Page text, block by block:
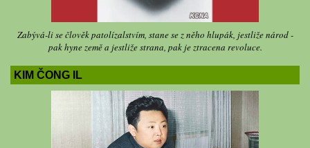
Zabývá-li se člověk patolízalstvím, stane se z něho hlupák, jestliže národ -
pak hyne země a jestliže strana, pak je ztracena revoluce.
KIM ČONG IL